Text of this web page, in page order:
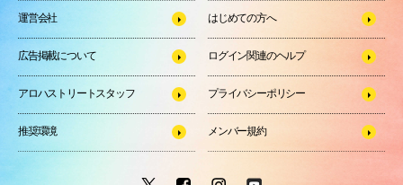
運営会社 はじめての方へ
広告掲載について ログイン関連のヘルプ
アロハストリートスタッフ プライバシーポリシー
推奨環境 メンバー規約